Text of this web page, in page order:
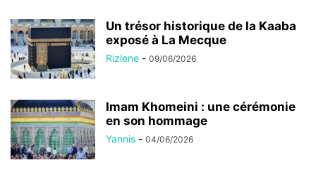
Un trésor historique de la Kaaba
exposé à La Mecque
Rizlene - 09/06/2026
Imam Khomeini : une cérémonie
en son hommage
Yannis - 04/06/2026